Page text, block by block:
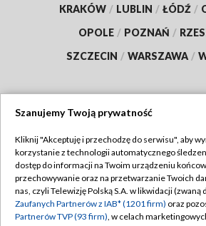
KRAKÓW / LUBLIN / ŁÓDŹ /
OPOLE / POZNAŃ /
SZCZECIN / WARSZAWA /
TVP
Abonament TVP
Emisja w TVP
Regulamin TVP
Polityka
Szanujemy Twoją prywatność
Kliknij "Akceptuję i przechodzę do serwisu", aby
korzystanie z technologii automatycznego
dostęp do informacji na Twoim urządzeniu
przechowywanie oraz na przetwarzanie Twoich
nas, czyli Telewizję Polską S.A. w likwidacji (zwaną
Zaufanych Partnerów z IAB* (1201 firm) oraz
Partnerów TVP (93 firm), w celach